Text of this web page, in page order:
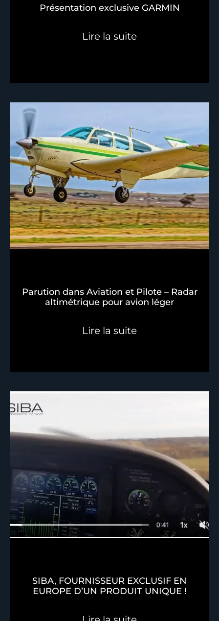
Présentation exclusive GARMIN
Lire la suite
Parution dans Aviation et Pilote – Radar
altimétrique pour avion léger
Lire la suite
SIBA, FOURNISSEUR EXCLUSIF EN
EUROPE D’UN PRODUIT UNIQUE !